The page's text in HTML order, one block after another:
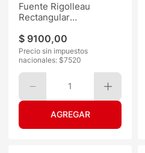
Fuente Rigolleau
Rectangular
1600ML
$ 9100,00
Precio sin impuestos
nacionales: $7520
1